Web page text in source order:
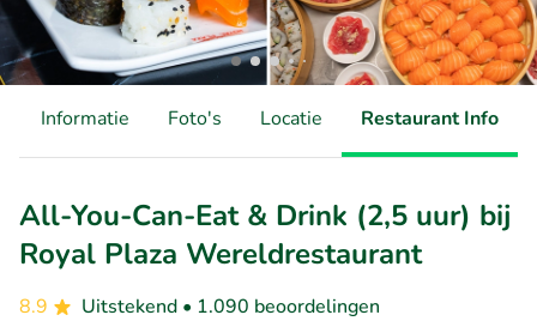
Informatie Foto's Locatie Restaurant Info
All-You-Can-Eat & Drink (2,5 uur) bij
Royal Plaza Wereldrestaurant
8.9 Uitstekend • 1.090 beoordelingen